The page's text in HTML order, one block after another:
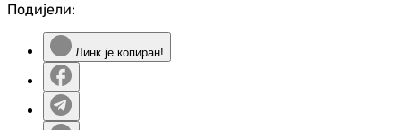
Подијели:
Линк је копиран!